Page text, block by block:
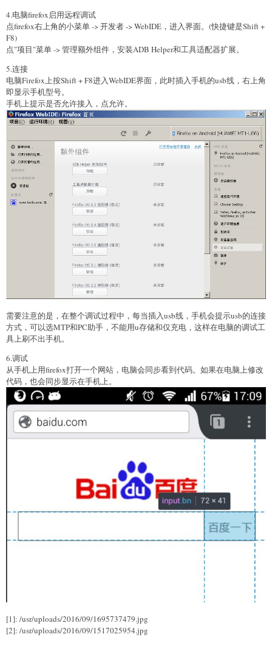
4.电脑firefox启用远程调试
点firefox右上角的小菜单 -> 开发者 -> WebIDE，进入界面。(快捷键是Shift +
F8)
点"项目"菜单 -> 管理额外组件，安装ADB Helper和工具适配器扩展。
5.连接
电脑Firefox上按Shift + F8进入WebIDE界面，此时插入手机的usb线，右上角
即显示手机型号。
手机上提示是否允许接入，点允许。
需要注意的是，在整个调试过程中，每当插入usb线，手机会提示usb的连接
方式，可以选MTP和PC助手，不能用u存储和仅充电，这样在电脑的调试工
具上刷不出手机。
6.调试
从手机上用firefox打开一个网站，电脑会同步看到代码。如果在电脑上修改
代码，也会同步显示在手机上。
[1]: /usr/uploads/2016/09/1695737479.jpg
[2]: /usr/uploads/2016/09/1517025954.jpg